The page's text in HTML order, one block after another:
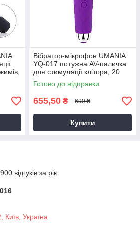
Вібратор-мікрофон UMANIA
YQ-017 потужна AV-паличка
для стимуляції клітора, 20
режимів вібрації
Готово до відправки
655,50 ₴ 690 ₴
Купити
відгуків за рік
Київ, Україна